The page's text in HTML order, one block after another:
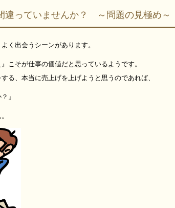
違っていませんか？ ～問題の見極め～
く出会うシーンがあります。
こそが仕事の価値だと思っているようです。
る、本当に売上げを上げようと思うのであれば、
』